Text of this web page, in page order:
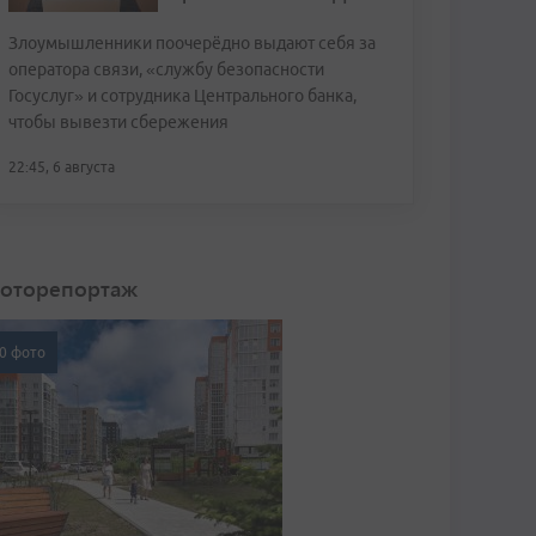
Злоумышленники поочерёдно выдают себя за
оператора связи, «службу безопасности
Госуслуг» и сотрудника Центрального банка,
чтобы вывезти сбережения
22:45, 6 августа
фото